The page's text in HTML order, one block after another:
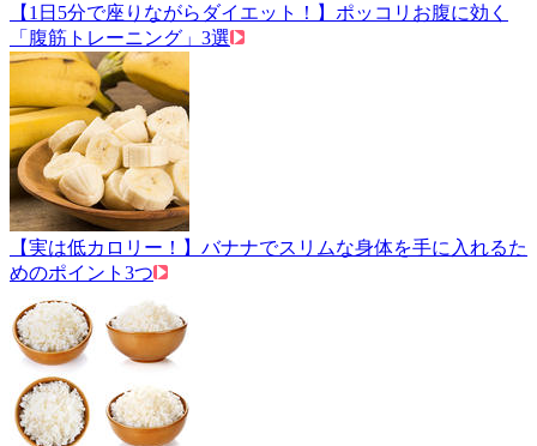
【1日5分で座りながらダイエット！】ポッコリお腹に効く
「腹筋トレーニング」3選
【実は低カロリー！】バナナでスリムな身体を手に入れるた
めのポイント3つ